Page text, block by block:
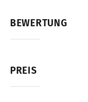
BEWERTUNG
PREIS